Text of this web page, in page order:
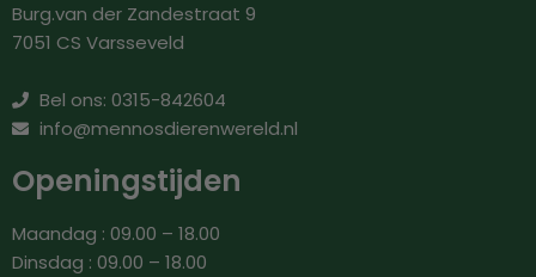
Burg.van der Zandestraat 9
7051 CS Varsseveld
Bel ons: 0315-842604
info@mennosdierenwereld.nl
Openingstijden
Maandag : 09.00 – 18.00
Dinsdag : 09.00 – 18.00